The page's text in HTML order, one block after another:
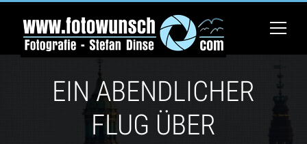
EIN ABENDLICHER
FLUG ÜBER